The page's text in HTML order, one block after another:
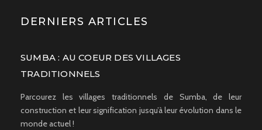
DERNIERS ARTICLES
SUMBA : AU COEUR DES VILLAGES
TRADITIONNELS
Parcourez les villages traditionnels de Sumba, de leur
construction et leur signification jusqu’à leur évolution dans le
monde actuel !